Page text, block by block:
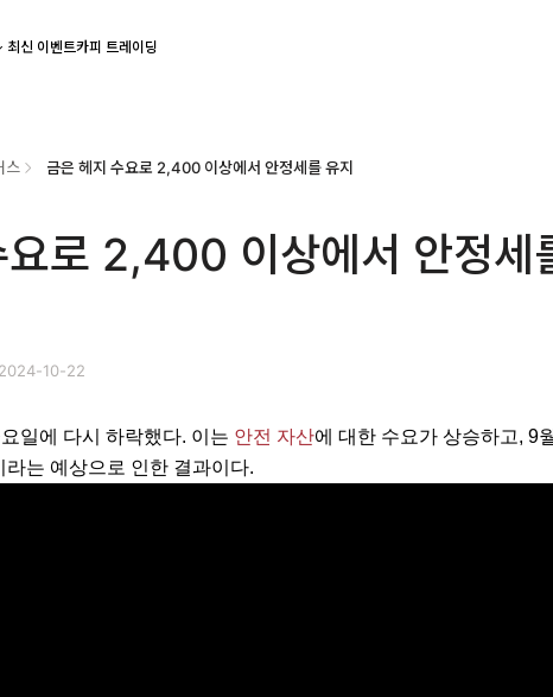
최신 이벤트카피 트레이딩
스 금은 헤지 수요로 2,400 이상에서 안정세를 유지
요로 2,400 이상에서 안정세
10-22
일에 다시 하락했다. 이는 안전 자산에 대한 수요가 상승하고, 9
는 예상으로 인한 결과이다.